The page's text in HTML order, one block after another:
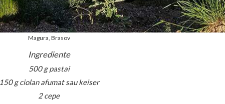
Magura, Brasov
Ingrediente
500 g pastai
150 g ciolan afumat sau keiser
2 cepe